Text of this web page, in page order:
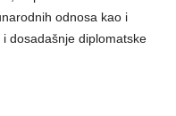
odnosa kao i
dosadašnje diplomatske